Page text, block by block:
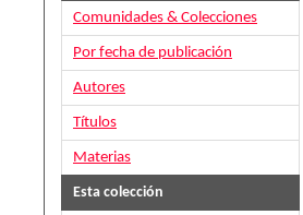
Comunidades & Colecciones
Por fecha de publicación
Autores
Títulos
Materias
Esta colección